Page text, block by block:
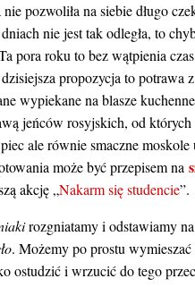
pozwoliła na siebie długo
nie jest tak odległa, to
pora roku to bez wątpienia
dzisiejsza propozycja to
wypiekane na blasze
jeńców rosyjskich, od
ale równie smaczne
może być przepisem na
akcję „Nakarm się studencie”.
rozgniatamy i odstawiamy
. Możemy po prostu wymieszać
ostudzić i wrzucić do tego